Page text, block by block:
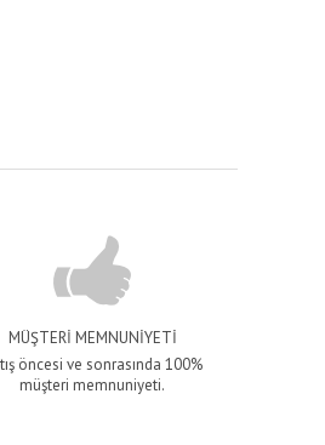
MÜŞTERİ MEMNUNİYETİ
öncesi ve sonrasında 100%
müşteri memnuniyeti.